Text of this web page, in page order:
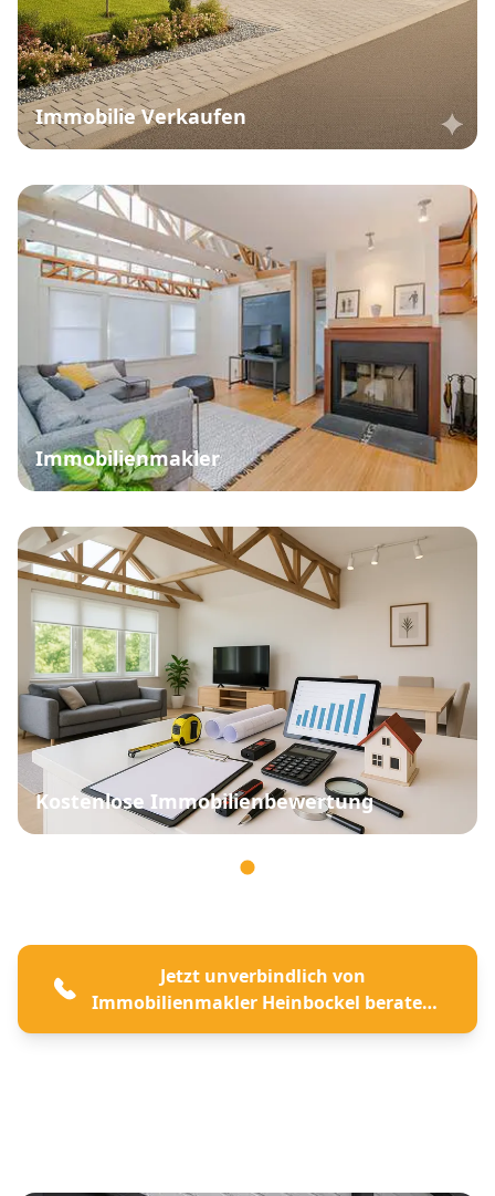
Immobilie Verkaufen
Immobilienmakler
Kostenlose Immobilienbewertung
Jetzt unverbindlich von
Immobilienmakler Heinbockel beraten
lassen